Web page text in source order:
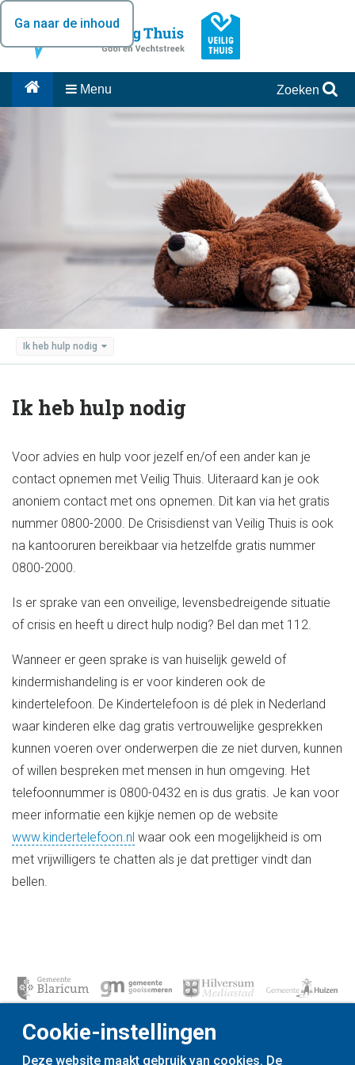
Ga naar de inhoud
Menu Zoeken
Ik heb hulp nodig
Ik heb hulp nodig
Voor advies en hulp voor jezelf en/of een ander kan je
contact opnemen met Veilig Thuis. Uiteraard kan je ook
anoniem contact met ons opnemen. Dit kan via het gratis
nummer 0800-2000. De Crisisdienst van Veilig Thuis is ook
na kantooruren bereikbaar via hetzelfde gratis nummer
0800-2000.
Is er sprake van een onveilige, levensbedreigende situatie
of crisis en heeft u direct hulp nodig? Bel dan met 112.
Wanneer er geen sprake is van huiselijk geweld of
kindermishandeling is er voor kinderen ook de
kindertelefoon. De Kindertelefoon is dé plek in Nederland
waar kinderen elke dag gratis vertrouwelijke gesprekken
kunnen voeren over onderwerpen die ze niet durven, kunnen
of willen bespreken met mensen in hun omgeving. Het
telefoonnummer is 0800-0432 en is dus gratis. Je kan voor
meer informatie een kijkje nemen op de website
www.kindertelefoon.nl waar ook een mogelijkheid is om
met vrijwilligers te chatten als je dat prettiger vindt dan
bellen.
Cookie-instellingen
Deze website maakt gebruik van cookies. De